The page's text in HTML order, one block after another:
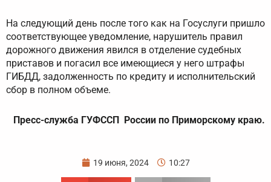
На следующий день после того как на Госуслуги пришло
соответствующее уведомление, нарушитель правил
дорожного движения явился в отделение судебных
приставов и погасил все имеющиеся у него штрафы
ГИБДД, задолженность по кредиту и исполнительский
сбор в полном объеме.
Пресс-служба ГУФССП России по Приморскому краю.
19 июня, 2024 10:27